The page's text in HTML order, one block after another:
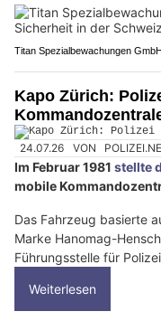
Titan Spezialbewachungen
Kapo Zürich:
24.07.26 VON
Im Februar 1981 stellte
mobile
Das Fahrzeug basierte
Marke Hanomag-
Führungsstelle für
Weiterlesen